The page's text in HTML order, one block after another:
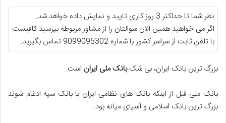
نظر شما تا حداکثر 3 روز کاری تایید و نمایش داده خواهد شد.
اگر می خواهید همین الان سوالتان را از مشاور مربوطه بپرسید کافیست
با تلفن ثابت از سراسر کشور با شماره 9099095302 تماس بگیرید.
بزرگ ترین بانک ایران، بی شکبانک ملی ایران است.
بانک ملی قبل از اینکه بانک های نظامی ایران با بانک سپه ادغام شوند
بزرگ ترین بانک اسلامی و آسیای میانه بود.